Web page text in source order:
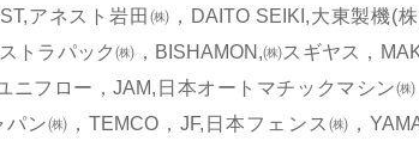
アネスト岩田㈱，DAITO SEIKI,大東製機(
トラパック㈱，BISHAMON,㈱スギヤス，
ニフロー，JAM,日本オートマチックマシン
ン㈱，TEMCO，JF,日本フェンス㈱，